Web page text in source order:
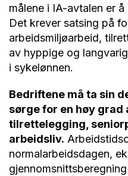
målene i IA-avtalen er
Det krever satsing på
arbeidsmiljøarbeid,
av hyppige og
i sykelønnen.
Bedriftene må ta sin
sørge for en høy grad
tilrettelegging,
arbeidsliv.
normalarbeidsdagen,